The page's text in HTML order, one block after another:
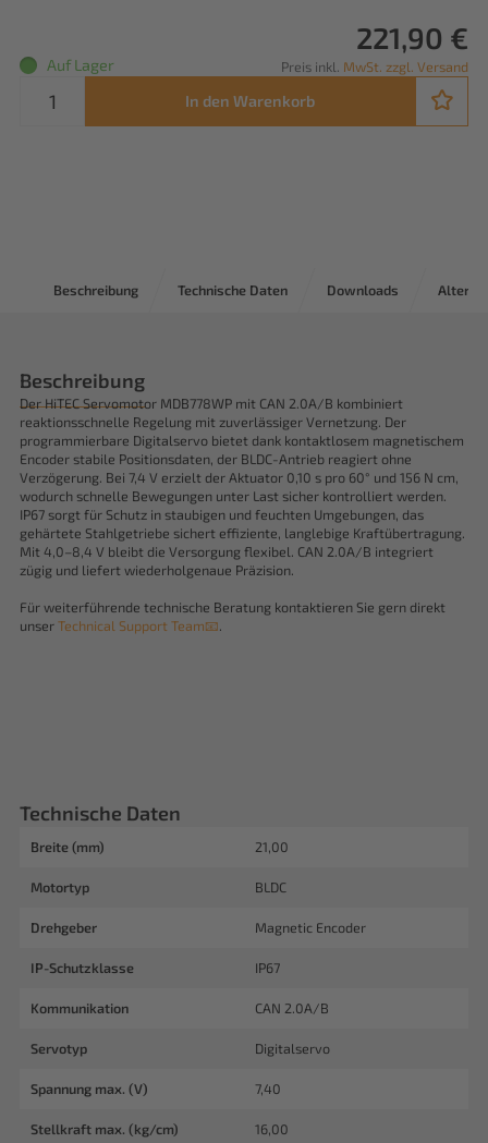
221,90 €
Preis inkl. MwSt. zzgl. Versand
Auf Lager
In den Warenkorb
Beschreibung Technische Daten Downloads
Beschreibung
Der HiTEC Servomotor MDB778WP mit CAN 2.0A/B kombiniert
reaktionsschnelle Regelung mit zuverlässiger Vernetzung. Der
programmierbare Digitalservo bietet dank kontaktlosem magnetischem
Encoder stabile Positionsdaten, der BLDC-Antrieb reagiert ohne
Verzögerung. Bei 7,4 V erzielt der Aktuator 0,10 s pro 60° und 156 N cm,
wodurch schnelle Bewegungen unter Last sicher kontrolliert werden.
IP67 sorgt für Schutz in staubigen und feuchten Umgebungen, das
gehärtete Stahlgetriebe sichert effiziente, langlebige Kraftübertragung.
Mit 4,0–8,4 V bleibt die Versorgung flexibel. CAN 2.0A/B integriert
zügig und liefert wiederholgenaue Präzision.
Für weiterführende technische Beratung kontaktieren Sie gern direkt
unserTechnical Support Team📧.
Technische Daten
Breite (mm) 21,00
Motortyp BLDC
Drehgeber Magnetic Encoder
IP-Schutzklasse IP67
Kommunikation CAN 2.0A/B
Servotyp Digitalservo
Spannung max. (V) 7,40
Stellkraft max. (kg/cm) 16,00